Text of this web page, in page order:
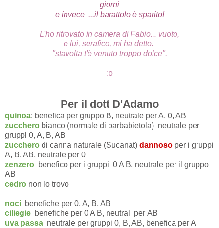
giorni
e invece ...il barattolo è sparito!
L'ho ritrovato in camera di Fabio... vuoto,
e lui, serafico, mi ha detto:
"stavolta t'è venuto troppo dolce".
:o
Per il dott D'Adamo
quinoa: benefica per gruppo B, neutrale per A, 0, AB
zucchero bianco (normale di barbabietola) neutrale per
gruppi 0, A, B, AB
zucchero di canna naturale (Sucanat) dannoso per i gruppi
A, B, AB, neutrale per 0
zenzero benefico per i gruppi 0 A B, neutrale per il gruppo
AB
cedro non lo trovo
noci benefiche per 0, A, B, AB
ciliegie benefiche per 0 A B, neutrali per AB
uva passa neutrale per gruppi 0, B, AB, benefica per A